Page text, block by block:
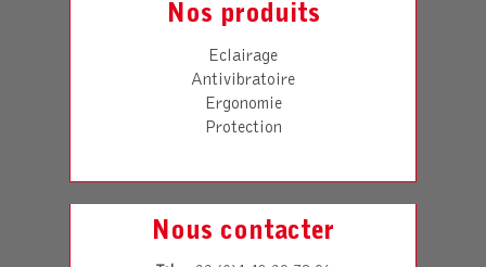
Nos produits
Eclairage
Antivibratoire
Ergonomie
Protection
Nous contacter